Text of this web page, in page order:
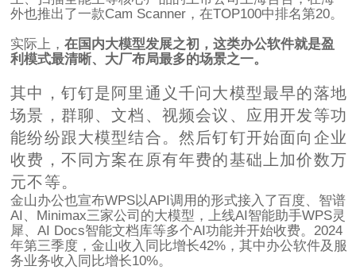
外也推出了一款Cam Scanner，在TOP100中排名第20。
实际上，在国内大模型发展之初，这类办公软件就是盈
利模式最清晰、大厂布局最多的场景之一。
其中，钉钉是阿里通义千问大模型最早的落地
场景，群聊、文档、视频会议、应用开发等功
能纷纷跟大模型结合。然后钉钉开始面向企业
收费，不同方案在原有年费的基础上加价数万
元不等。
金山办公也宣布WPS以API调用的形式接入了百度、智谱
AI、Minimax三家公司的大模型，上线AI智能助手WPS灵
犀、AI Docs智能文档库等多个AI功能并开始收费。2024
年第三季度，金山收入同比增长42%，其中办公软件及服
务业务收入同比增长10%。